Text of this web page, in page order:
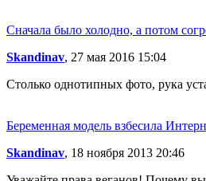
Сначала было холодно, а потом
Skandinav, 27 мая 2016 15:04
Столько однотипных фото, рука
Беременная модель взбесила
Skandinav, 18 ноября 2013 20:46